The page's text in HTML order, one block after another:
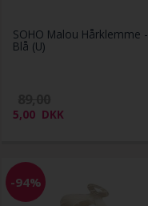
SOHO Malou Hårklemme -
Blå (U)
5,00 DKK
-94%